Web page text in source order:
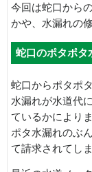
今回は蛇口から
かや、水漏れの
蛇口のポタポタ
蛇口からポタポ
水漏れが水道代
ているかにより
ポタ水漏れのぶ
て請求されてし